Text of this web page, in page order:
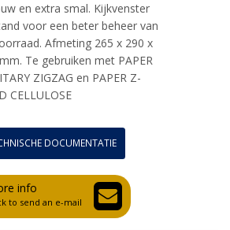
en extra smal. Kijkvenster
voor een beter beheer van
Afmeting 265 x 290 x
Te gebruiken met PAPER
ZIGZAG en PAPER Z-
CELLULOSE
DOCUMENTATIE
info
to send an e-mail